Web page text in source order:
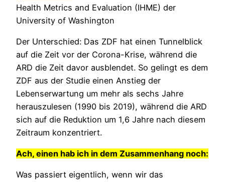
Health Metrics and Evaluation (IHME) der
University of Washington
Der Unterschied: Das ZDF hat einen Tunnelblick
auf die Zeit vor der Corona-Krise, während die
ARD die Zeit davor ausblendet. So gelingt es dem
ZDF aus der Studie einen Anstieg der
Lebenserwartung um mehr als sechs Jahre
herauszulesen (1990 bis 2019), während die ARD
sich auf die Reduktion um 1,6 Jahre nach diesem
Zeitraum konzentriert.
Ach, einen hab ich in dem Zusammenhang noch:
Was passiert eigentlich, wenn wir das